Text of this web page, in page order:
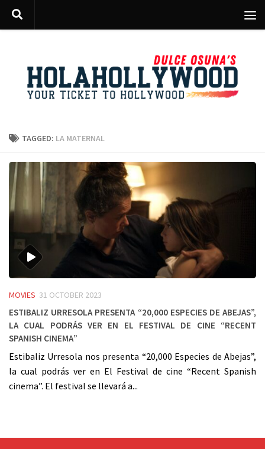
Skip to content
TAGGED: LA MATERNAL
MOVIES 31 OCTOBER 2023
Estibaliz Urresola presenta “20,000 Especies de Abejas”,
la cual podrás ver en el Festival de cine “Recent
Spanish cinema”
Estibaliz Urresola nos presenta “20,000 Especies de Abejas”,
la cual podrás ver en El Festival de cine “Recent Spanish
cinema”. El festival se llevará a...